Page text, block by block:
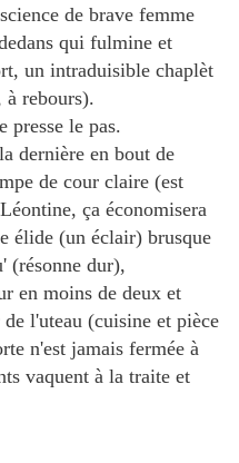
de brave femme
qui fulmine et
un intraduisible chaplèt
à rebours).
presse le pas.
dernière en bout de
de cour claire (est
ça économisera
élide (un éclair) brusque
(résonne dur),
en moins de deux et
l'uteau (cuisine et pièce
n'est jamais fermée à
vaquent à la traite et